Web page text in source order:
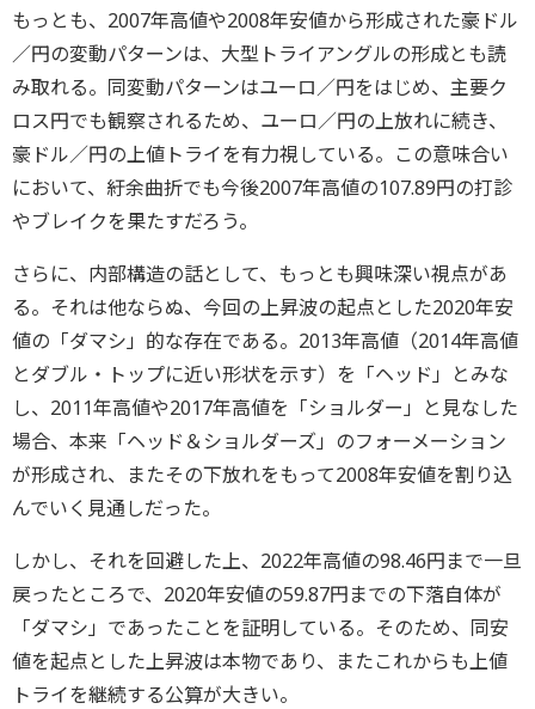
もっとも、2007年高値や2008年安値から形成された豪ドル
／円の変動パターンは、大型トライアングルの形成とも読
み取れる。同変動パターンはユーロ／円をはじめ、主要ク
ロス円でも観察されるため、ユーロ／円の上放れに続き、
豪ドル／円の上値トライを有力視している。この意味合い
において、紆余曲折でも今後2007年高値の107.89円の打診
やブレイクを果たすだろう。
さらに、内部構造の話として、もっとも興味深い視点があ
る。それは他ならぬ、今回の上昇波の起点とした2020年安
値の「ダマシ」的な存在である。2013年高値（2014年高値
とダブル・トップに近い形状を示す）を「ヘッド」とみな
し、2011年高値や2017年高値を「ショルダー」と見なした
場合、本来「ヘッド＆ショルダーズ」のフォーメーション
が形成され、またその下放れをもって2008年安値を割り込
んでいく見通しだった。
しかし、それを回避した上、2022年高値の98.46円まで一旦
戻ったところで、2020年安値の59.87円までの下落自体が
「ダマシ」であったことを証明している。そのため、同安
値を起点とした上昇波は本物であり、またこれからも上値
トライを継続する公算が大きい。